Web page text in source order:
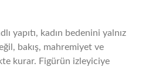
yapıtı, kadın bedenini yalnız
bakış, mahremiyet ve
kurar. Figürün izleyiciye